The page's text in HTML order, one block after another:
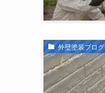
外壁塗装ブログ